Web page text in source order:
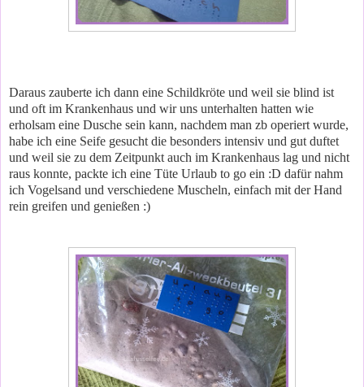
Daraus zauberte ich dann eine Schildkröte und weil sie blind ist
und oft im Krankenhaus und wir uns unterhalten hatten wie
erholsam eine Dusche sein kann, nachdem man zb operiert wurde,
habe ich eine Seife gesucht die besonders intensiv und gut duftet
und weil sie zu dem Zeitpunkt auch im Krankenhaus lag und nicht
raus konnte, packte ich eine Tüte Urlaub to go ein :D dafür nahm
ich Vogelsand und verschiedene Muscheln, einfach mit der Hand
rein greifen und genießen :)